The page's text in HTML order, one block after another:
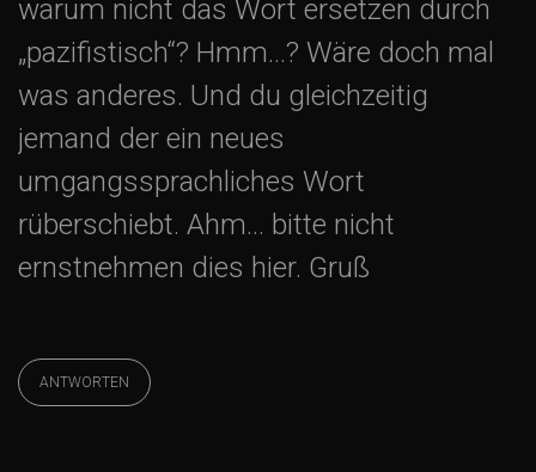
warum nicht das Wort ersetzen durch
„pazifistisch“? Hmm…? Wäre doch mal
was anderes. Und du gleichzeitig
jemand der ein neues
umgangssprachliches Wort
rüberschiebt. Ahm… bitte nicht
ernstnehmen dies hier. Gruß
ANTWORTEN